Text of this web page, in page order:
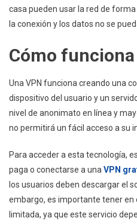
casa pueden usar la red de
la conexión y los datos no se
Cómo
Una VPN funciona creando una
dispositivo del usuario y un
nivel de anonimato en línea y
no permitirá un fácil acceso a su
Para acceder a esta tecnología,
paga o conectarse a una VPN
los usuarios deben descargar el
embargo, es importante tener en
limitada, ya que este servicio